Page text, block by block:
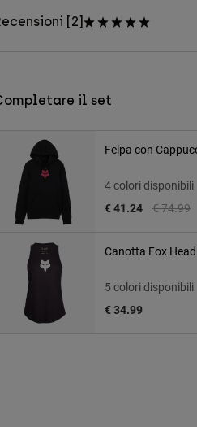
[2]
il set
Felpa con
4 colori disponibili
Price
€ 74.99to
€ 41.24
Canotta Fox
5 colori disponibili
€ 34.99